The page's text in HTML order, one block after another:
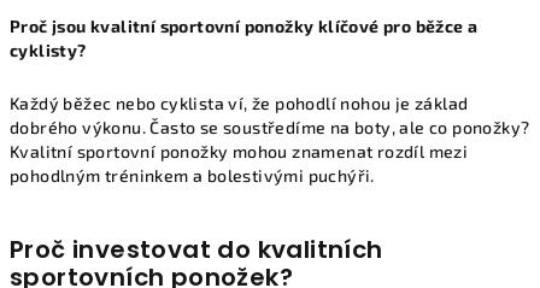
Proč jsou kvalitní sportovní ponožky klíčové pro běžce a
cyklisty?
Každý běžec nebo cyklista ví, že pohodlí nohou je základ
dobrého výkonu. Často se soustředíme na boty, ale co ponožky?
Kvalitní sportovní ponožky mohou znamenat rozdíl mezi
pohodlným tréninkem a bolestivými puchýři.
Proč investovat do kvalitních
sportovních ponožek?